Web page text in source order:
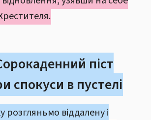
піст
спокуси в пустелі
розгляньмо віддалену і